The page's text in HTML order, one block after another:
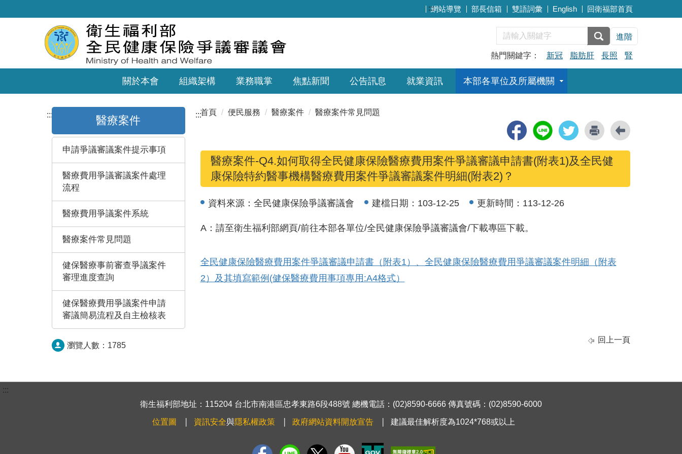
:::網站導覽 部長信箱 雙語詞彙 English 回衛福部首頁
進階
熱門關鍵字： 新冠 脂肪肝 長照 腎
關於本會 組織架構 業務職掌 焦點新聞 公告訊息 就業資訊 本部各單位及所屬機關
::: 醫療案件
申請爭議審議案件提示事項
醫療費用爭議審議案件處理
流程
醫療費用爭議案件系統
醫療案件常見問題
健保醫療事前審查爭議案件
審理進度查詢
健保醫療費用爭議案件申請
審議簡易流程及自主檢核表
瀏覽人數： 1785
:::首頁 便民服務 醫療案件 醫療案件常見問題
醫療案件-Q4.如何取得全民健康保險醫療費用案件爭議審議申請書(附表1)及全民健
康保險特約醫事機構醫療費用案件爭議審議案件明細(附表2)？
資料來源： 全民健康保險爭議審議會 建檔日期： 103-12-25 更新時間： 113-12-26
A：請至衛生福利部網頁/前往本部各單位/全民健康保險爭議審議會/下載專區下載。
全民健康保險醫療費用案件爭議審議申請書（附表1）、全民健康保險醫療費用爭議審議案件明細（附表
2）及其填寫範例(健保醫療費用事項專用:A4格式）
回上一頁
:::
衛生福利部地址：115204 台北市南港區忠孝東路6段488號 總機電話：(02)8590-6666 傳真號碼：(02)8590-6000
位置圖 資訊安全與隱私權政策 政府網站資料開放宣告 建議最佳解析度為1024*768或以上